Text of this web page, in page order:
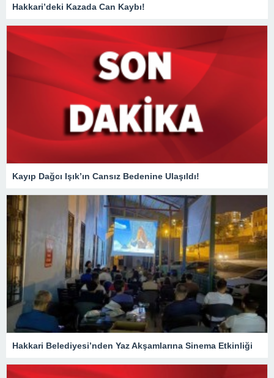
Hakkari’deki Kazada Can Kaybı!
Kayıp Dağcı Işık’ın Cansız Bedenine Ulaşıldı!
Hakkari Belediyesi’nden Yaz Akşamlarına Sinema Etkinliği